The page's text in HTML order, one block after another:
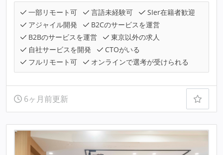
一部リモート可 言語未経験可
SIer在籍者歓迎
アジャイル開発
B2Cのサービスを運営
B2Bのサービスを運営
東京以外の求人
自社サービスを開発
CTOがいる
フルリモート可
オンラインで選考が受けられる
6ヶ月前更新